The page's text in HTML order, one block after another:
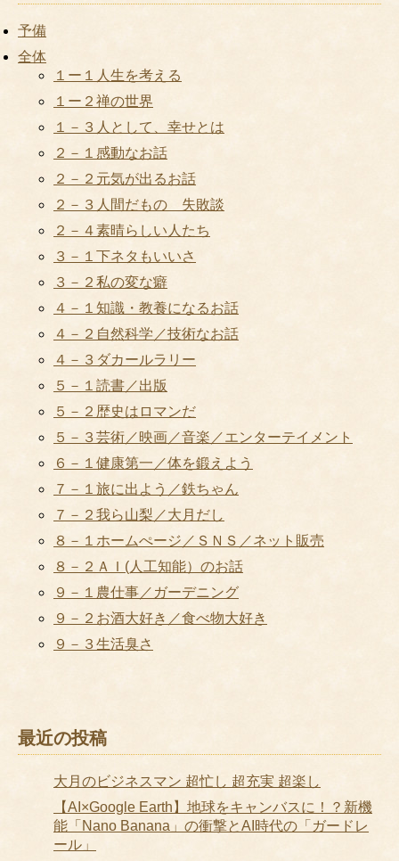
予備
全体
１ー１人生を考える
１ー２禅の世界
１－３人として、幸せとは
２－１感動なお話
２－２元気が出るお話
２－３人間だもの 失敗談
２－４素晴らしい人たち
３－１下ネタもいいさ
３－２私の変な癖
４－１知識・教養になるお話
４－２自然科学／技術なお話
４－３ダカールラリー
５－１読書／出版
５－２歴史はロマンだ
５－３芸術／映画／音楽／エンターテイメント
６－１健康第一／体を鍛えよう
７－１旅に出よう／鉄ちゃん
７－２我ら山梨／大月だし
８－１ホームぺージ／ＳＮＳ／ネット販売
８－２ＡＩ(人工知能）のお話
９－１農仕事／ガーデニング
９－２お酒大好き／食べ物大好き
９－３生活臭さ
最近の投稿
大月のビジネスマン 超忙し 超充実 超楽し
【AI×Google Earth】地球をキャンバスに！？新機
能「Nano Banana」の衝撃とAI時代の「ガードレ
ール」